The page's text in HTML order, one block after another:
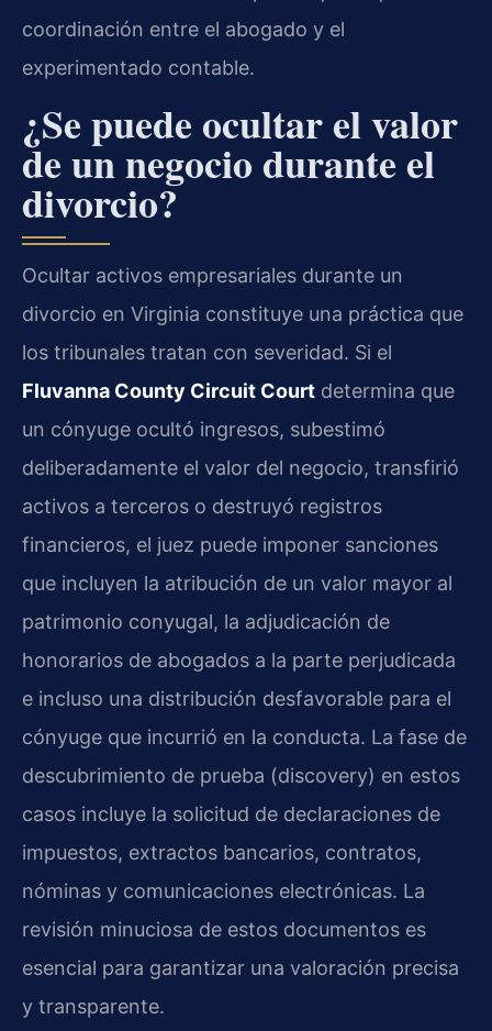
coordinación entre el abogado y el
experimentado contable.
¿Se puede ocultar el valor
de un negocio durante el
divorcio?
Ocultar activos empresariales durante un
divorcio en Virginia constituye una práctica que
los tribunales tratan con severidad. Si el
Fluvanna County Circuit Court determina que
un cónyuge ocultó ingresos, subestimó
deliberadamente el valor del negocio, transfirió
activos a terceros o destruyó registros
financieros, el juez puede imponer sanciones
que incluyen la atribución de un valor mayor al
patrimonio conyugal, la adjudicación de
honorarios de abogados a la parte perjudicada
e incluso una distribución desfavorable para el
cónyuge que incurrió en la conducta. La fase de
descubrimiento de prueba (discovery) en estos
casos incluye la solicitud de declaraciones de
impuestos, extractos bancarios, contratos,
nóminas y comunicaciones electrónicas. La
revisión minuciosa de estos documentos es
esencial para garantizar una valoración precisa
y transparente.